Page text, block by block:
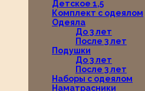
Детское 1,5
Комплект с одеялом
Одеяла
До 3 лет
После 3 лет
Подушки
До 3 лет
После 3 лет
Наборы с одеялом
Наматрасники